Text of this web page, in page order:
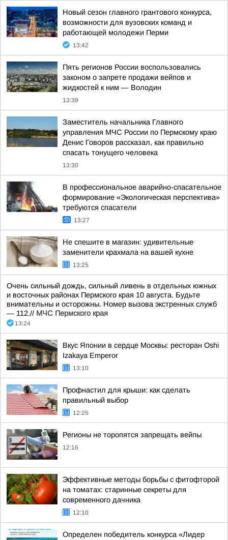
Новый сезон главного грантового конкурса,
возможности для вузовских команд и
работающей молодежи Перми
13:42
Пять регионов России воспользовались
законом о запрете продажи вейпов и
жидкостей к ним — Володин
13:39
Заместитель начальника Главного
управления МЧС России по Пермскому краю
Денис Говоров рассказал, как правильно
спасать тонущего человека
13:30
В профессиональное аварийно-спасательное
формирование «Экологическая перспектива»
требуются спасатели
13:27
Не спешите в магазин: удивительные
заменители крахмала на вашей кухне
13:25
Очень сильный дождь, сильный ливень в отдельных южных
и восточных районах Пермского края 10 августа. Будьте
внимательны и осторожны. Номер вызова экстренных служб
— 112.// МЧС Пермского края
13:24
Вкус Японии в сердце Москвы: ресторан Oshi
Izakaya Emperor
13:10
Профнастил для крыши: как сделать
правильный выбор
12:25
Регионы не торопятся запрещать вейпы
12:16
Эффективные методы борьбы с фитофторой
на томатах: старинные секреты для
современного дачника
12:10
Определен победитель конкурса «Лидер